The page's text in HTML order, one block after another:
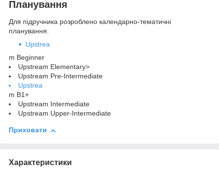
Планування
Для підручника розроблено календарно-тематичні
планування:
Upstrea
m Beginner
Upstream Elementary>
Upstream Pre-Intermediate
Upstrea
m B1+
Upstream Intermediate
Upstream Upper-Intermediate
Приховати
Характеристики